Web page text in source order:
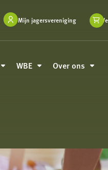
Mijn jagersvereniging
WBE Over ons